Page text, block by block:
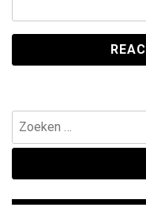
Zoeken
naar: